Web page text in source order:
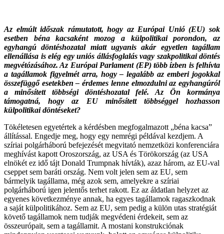
Az elmúlt időszak rámutatott, hogy az Európai Unió (EU) sok
esetben béna kacsaként mozog a külpolitikai porondon, az
egyhangú döntéshozatal miatt ugyanis akár egyetlen tagállam
ellenállása is elég egy uniós állásfoglalás vagy szakpolitikai döntés
megvétózásához. Az Európai Parlament (EP) több ízben is felhívta
a tagállamok figyelmét arra, hogy – legalább az emberi jogokkal
összefüggő esetekben – érdemes lenne elmozdulni az egyhangúról
a minősített többségi döntéshozatal felé. Az Ön kormánya
támogatná, hogy az EU minősített többséggel hozhasson
külpolitikai döntéseket?
Tökéletesen egyetértek a kérdésben megfogalmazott „béna kacsa”
állítással. Engedje meg, hogy egy nemrégi példával kezdjem. A
szíriai polgárháború befejezését megvitató nemzetközi konferenciára
meghívást kapott Oroszország, az USA és Törökország (az USA
elnökét ez idő tájt Donald Trumpnak hívták), azaz három, az EU-val
cseppet sem baráti ország. Nem volt jelen sem az EU, sem
bármelyik tagállama, még azok sem, amelyekre a szíriai
polgárháború igen jelentős terhet rakott. Ez az áldatlan helyzet az
egyenes következménye annak, ha egyes tagállamok ragaszkodnak
a saját külpolitikához. Sem az EU, sem pedig a külön utas stratégiát
követő tagállamok nem tudják megvédeni érdekeit, sem az
összeurópait, sem a tagállamit. A mostani konstrukciónak